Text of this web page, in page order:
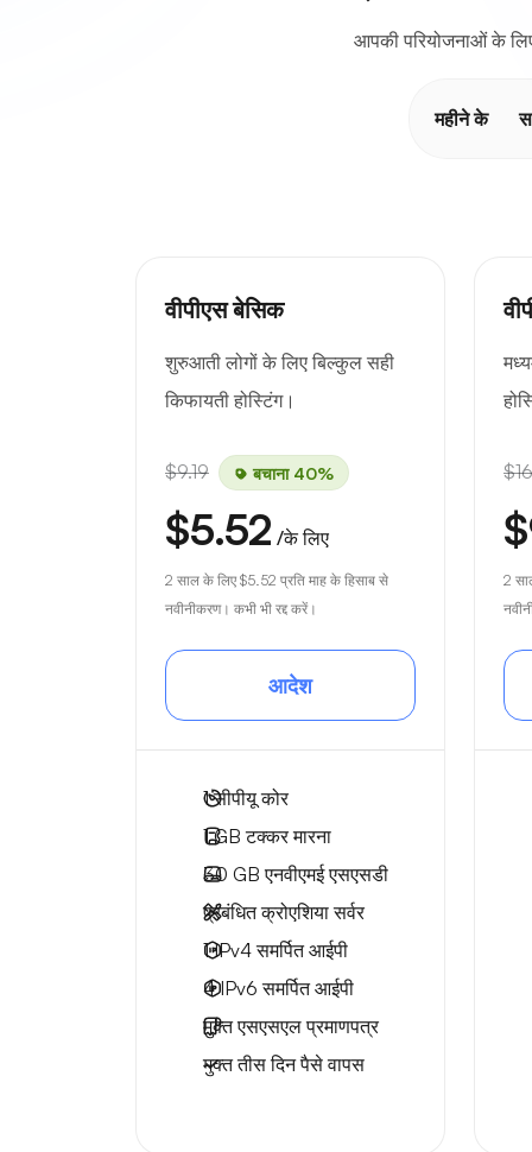
आपकी परियोजनाओं के लिए
महीने के
वीपीएस बेसिक
शुरुआती लोगों के लिए बिल्कुल सही
किफायती होस्टिंग।
$9.19 बचाना 40%
$5.52 /के लिए
2 साल के लिए $5.52 प्रति माह के हिसाब से
नवीनीकरण। कभी भी रद्द करें।
आदेश
1सीपीयू कोर
1 GB टक्कर मारना
30 GB एनवीएमई एसएसडी
प्रबंधित क्रोएशिया सर्वर
1 IPv4समर्पित आईपी
4 IPv6समर्पित आईपी
मुक्तएसएसएल प्रमाणपत्र
मुक्ततीस दिनपैसे वापस
2